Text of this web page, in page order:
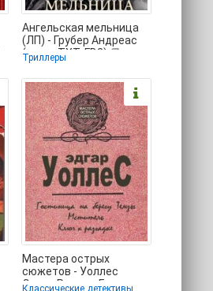
Ангельская мельница
(ЛП) - Грубер Андреас
(книги TXT, FB2) 📗
Триллеры
Мастера острых
сюжетов - Уоллес
Эдгар Ричард Горацио
Классические детективы